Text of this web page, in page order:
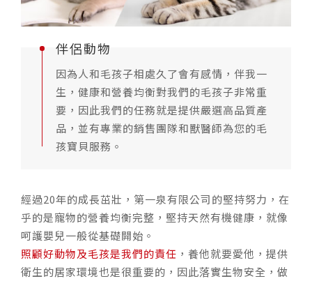
伴侶動物
因為人和毛孩子相處久了會有感情，伴我一
生，健康和營養均衡對我們的毛孩子非常重
要，因此我們的任務就是提供嚴選高品質產
品，並有專業的銷售團隊和獸醫師為您的毛
孩寶貝服務。
經過20年的成長茁壯，第一泉有限公司的堅持努力，在
乎的是寵物的營養均衡完整，堅持天然有機健康，就像
呵護嬰兒一般從基礎開始。
照顧好動物及毛孩是我們的責任 ，養他就要愛他，提供
衛生的居家環境也是很重要的，因此落實生物安全，做